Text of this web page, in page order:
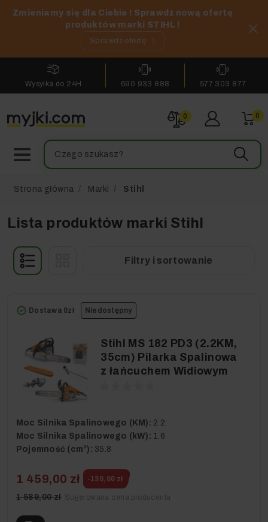
Zmieniamy się dla Ciebie ! Sprawdź nową ofertę
produktów marki STIHL !
Sprawdź ofertę
Wysyłka do 24H 690 933 888 577 303 877
0 0
Strona główna Marki Stihl
Lista produktów marki Stihl
Filtry i sortowanie
Niedostępny
Dostawa 0zł
Stihl MS 182 PD3 (2.2KM,
35cm) Pilarka Spalinowa
z łańcuchem Widiowym
Moc Silnika Spalinowego (KM): 2.2
Moc Silnika Spalinowego (kW): 1.6
Pojemność (cm³): 35.8
1 459,00 zł -130,00 zł
1 589,00 zł